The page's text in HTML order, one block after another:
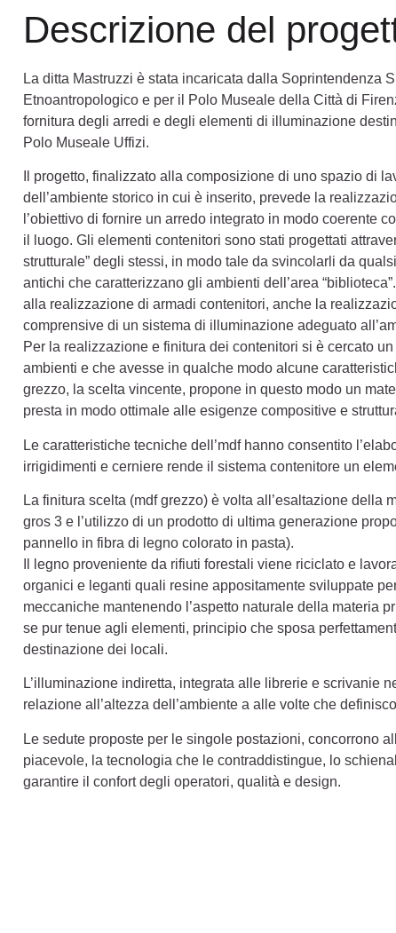
Descrizione del
La ditta Mastruzzi è stata incaricata dalla Soprintendenza
Etnoantropologico e per il Polo Museale della Città di
fornitura degli arredi e degli elementi di illuminazione
Polo Museale Uffizi.
Il progetto, finalizzato alla composizione di uno spazio di
dell’ambiente storico in cui è inserito, prevede la
l’obiettivo di fornire un arredo integrato in modo coerente
il luogo. Gli elementi contenitori sono stati progettati
strutturale” degli stessi, in modo tale da svincolarli da
antichi che caratterizzano gli ambienti dell’area
alla realizzazione di armadi contenitori, anche la
comprensive di un sistema di illuminazione adeguato
Per la realizzazione e finitura dei contenitori si è cercato
ambienti e che avesse in qualche modo alcune
grezzo, la scelta vincente, propone in questo modo un
presta in modo ottimale alle esigenze compositive e
Le caratteristiche tecniche dell’mdf hanno consentito
irrigidimenti e cerniere rende il sistema contenitore un
La finitura scelta (mdf grezzo) è volta all’esaltazione della
gros 3 e l’utilizzo di un prodotto di ultima generazione
pannello in fibra di legno colorato in pasta).
Il legno proveniente da rifiuti forestali viene riciclato e
organici e leganti quali resine appositamente sviluppate
meccaniche mantenendo l’aspetto naturale della materia
se pur tenue agli elementi, principio che sposa
destinazione dei locali.
L’illuminazione indiretta, integrata alle librerie e scrivanie
relazione all’altezza dell’ambiente a alle volte che
Le sedute proposte per le singole postazioni, concorrono
piacevole, la tecnologia che le contraddistingue, lo
garantire il confort degli operatori, qualità e design.